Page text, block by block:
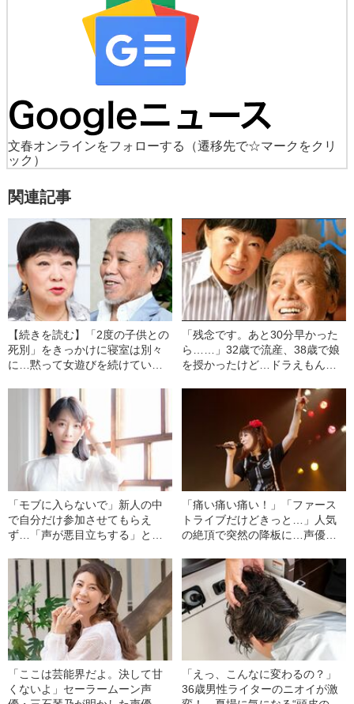
文春オンラインをフォローする
（遷移先で☆マークをクリ
ック）
関連記事
【続きを読む】「2度の子供との
死別」をきっかけに寝室は別々
に…黙って女遊びを続けていた
介が支払った「浮気の代償」と
「残念です。あと30分早かった
ら……」32歳で流産、38歳で娘
を授かったけど…ドラえもん声
「モブに入らないで」新人の中
で自分だけ参加させてもらえ
ず…「声が悪目立ちする」と使
た“ひと言”
「痛い痛い痛い！」「ファース
トライブだけどきっと…」人気
の絶頂で突然の降板に…声優・
たこと
「ここは芸能界だよ。決して甘
くないよ」セーラームーン声
「えっ、こんなに変わるの？」
36歳男性ライターのニオイが激